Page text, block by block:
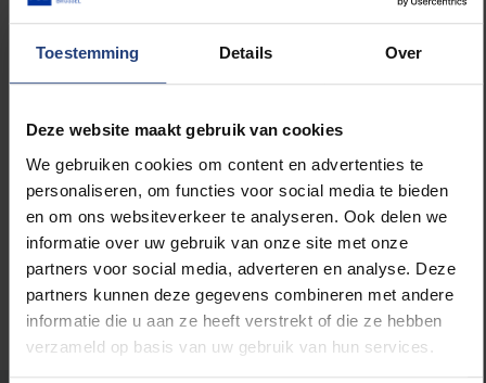
Toestemming Details Over
Deze website maakt gebruik van cookies
We gebruiken cookies om content en advertenties te
personaliseren, om functies voor social media te bieden
en om ons websiteverkeer te analyseren. Ook delen we
informatie over uw gebruik van onze site met onze
partners voor social media, adverteren en analyse. Deze
partners kunnen deze gegevens combineren met andere
informatie die u aan ze heeft verstrekt of die ze hebben
verzameld op basis van uw gebruik van hun services.
Lees meer over:
Universiteit